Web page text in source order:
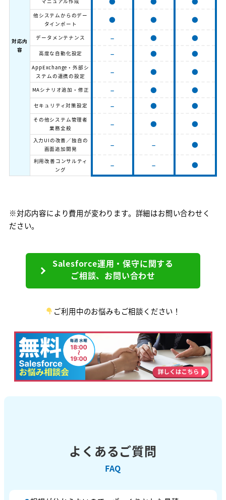
対応内
容
他システムからのデー
タインポート
● ● ●
データメンテナンス – ● ●
高度な自動化設定 – ● ●
AppExchange・外部シ
ステムの連携の設定
– ● ●
MAシナリオ追加・修正 – ● ●
セキュリティ対策設定 – ● ●
その他システム管理者
業務全般
– ● ●
入力UIの改善／独自の
画面追加開発
– – ●
利用改善コンサルティ
ング
– – ●
※対応内容により費用が変わります。詳細はお問い合わせく
ださい。
Salesforce運用・保守に関する
ご相談、お問い合わせ
ご利用中のお悩みもご相談ください！
よくあるご質問
FAQ